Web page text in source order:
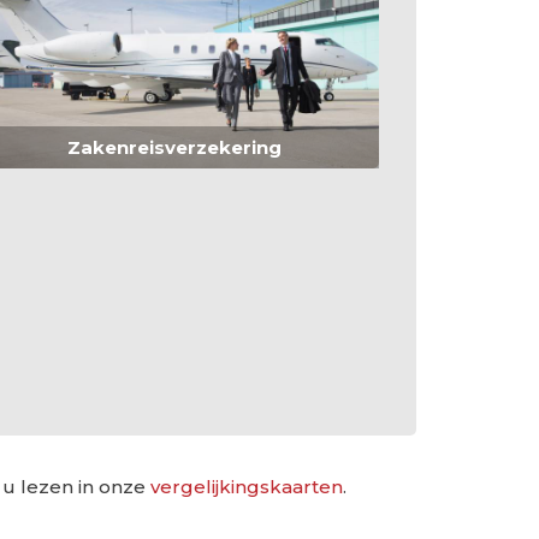
Zakenreisverzekering
lezen in onze vergelijkingskaarten.